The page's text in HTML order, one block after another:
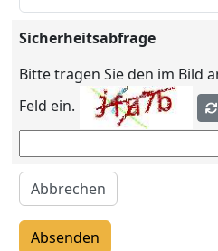
Sicherheitsabfrage
Bitte tragen Sie den im Bild
Feld ein.
Abbrechen
Absenden